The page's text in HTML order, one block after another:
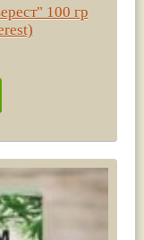
100 гр